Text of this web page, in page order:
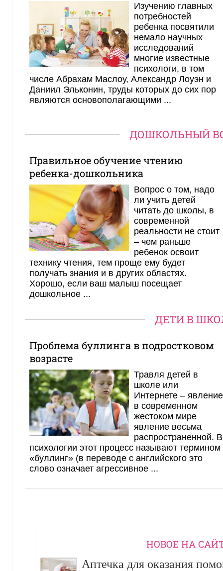
Изучению главных
потребностей
ребенка посвятили
немало научных
исследований
многие известные
психологи, в том
числе Абрахам Маслоу, Александр Лоуэн и
Даниил Эльконин, труды которых до сих пор
являются основополагающими ...
ДОШКОЛЬНЫЙ
Правильное обучение чтению
ребенка-дошкольника
Вопрос о том, надо
ли учить детей
читать до школы, в
современной
реальности не стоит
– чем раньше
ребенок освоит
технику чтения, тем проще ему будет
получать знания и в других областях.
Хорошо, если ваш малыш посещает
дошкольное ...
ДЕТИ В
Проблема буллинга в подростковом
возрасте
Травля детей в
школе или
Интернете – явление
в современном
жестоком мире
явление весьма
распространенной. В
психологии этот процесс называют термином
«буллинг» (в переводе с английского это
слово означает агрессивное ...
НОВОЕ НА
Аптечка для оказания